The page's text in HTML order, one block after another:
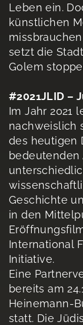
Leben ein.
künstlichen
setzt die
Golem
#2021JLID –
Im Jahr 2021
nachweislich
des heutigen
bedeutenden
Geschichte
in den
International
Initiative.
Eine
bereits am
Heinemann-
statt. Die